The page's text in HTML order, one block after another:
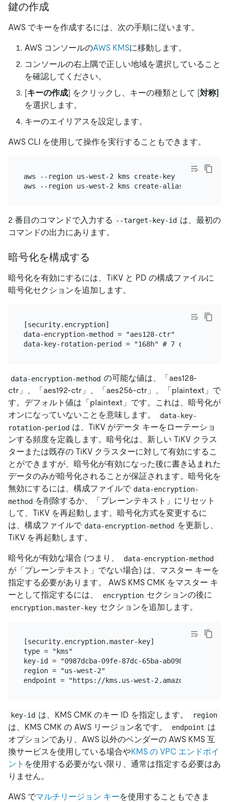
鍵の作成
AWS でキーを作成するには、次の手順に従います。
AWS コンソールのAWS KMSに移動します。
コンソールの右上隅で正しい地域を選択していること
を確認してください。
[キーの作成] をクリックし、キーの種類として [対称]
を選択します。
キーのエイリアスを設定します。
AWS CLI を使用して操作を実行することもできます。
aws --region us-west-2 kms create-key
aws --region us-west-2 kms create-alias --alias-
2 番目のコマンドで入力する --target-key-id は、最初の
コマンドの出力にあります。
暗号化を構成する
暗号化を有効にするには、TiKV と PD の構成ファイルに
暗号化セクションを追加します。
[security.encryption]
data-encryption-method = "aes128-ctr"
data-encryption-method の可能な値は、「aes128-
ctr」、「aes192-ctr」、「aes256-ctr」、「plaintext」で
す。デフォルト値は「plaintext」です。これは、暗号化が
オンになっていないことを意味します。
data-key-
rotation-period は、TiKV がデータ キーをローテーショ
ンする頻度を定義します。暗号化は、新しい TiKV クラス
ターまたは既存の TiKV クラスターに対して有効にするこ
とができますが、暗号化が有効になった後に書き込まれた
データのみが暗号化されることが保証されます。暗号化を
無効にするには、構成ファイルで data-encryption-
method を削除するか、「プレーンテキスト」にリセット
して、TiKV を再起動します。暗号化方式を変更するに
は、構成ファイルで data-encryption-method を更新し、
TiKV を再起動します。
暗号化が有効な場合 (つまり、 data-encryption-method
が「プレーンテキスト」でない場合) は、マスター キーを
指定する必要があります。 AWS KMS CMK をマスター キ
ーとして指定するには、
encryption セクションの後に
encryption.master-key セクションを追加します。
[security.encryption.master-key]
type = "kms"
key-id = "0987dcba-09fe-87dc-65ba-ab0987654321"
region = "us-west-2"
key-id は、KMS CMK のキー ID を指定します。 region
は、KMS CMK の AWS リージョン名です。 endpoint は
オプションであり、AWS 以外のベンダーの AWS KMS 互
換サービスを使用している場合やKMS の VPC エンドポイ
ント を使用する必要がない限り、通常は指定する必要はあ
りません。
AWS でマルチリージョン キーを使用することもできま